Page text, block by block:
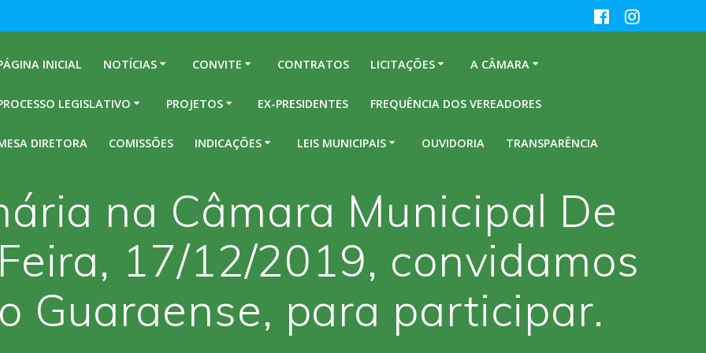
INICIAL NOTÍCIAS CONVITE CONTRATOS LICITAÇÕES A CÂMARA
LEGISLATIVO PROJETOS EX-PRESIDENTES FREQUÊNCIA DOS VEREADORES
DIRETORA COMISSÕES INDICAÇÕES LEIS MUNICIPAIS OUVIDORIA TRANSPARÊNCIA
na Câmara Municipal De
17/12/2019, convidamos
Guaraense, para participar.